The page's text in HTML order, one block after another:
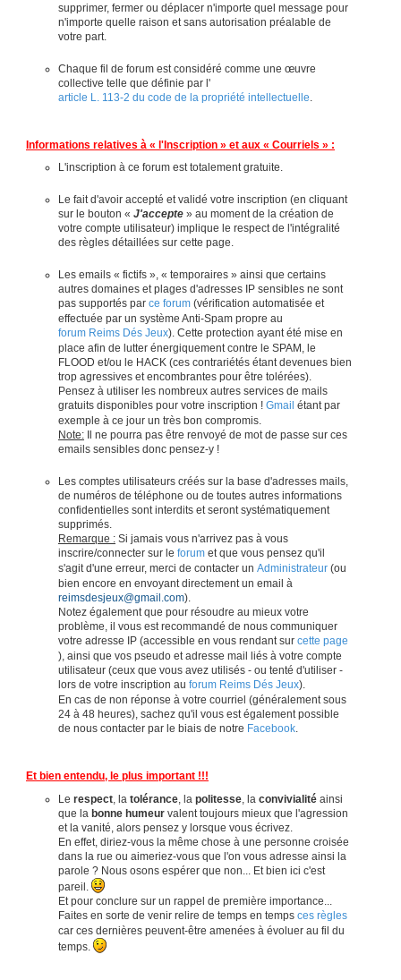
supprimer, fermer ou déplacer n'importe quel message pour
n'importe quelle raison et sans autorisation préalable de
votre part.
Chaque fil de forum est considéré comme une œuvre
collective telle que définie par l'
article L. 113-2 du code de la propriété intellectuelle
Informations relatives à « l'Inscription » et aux « Courriels » :
L'inscription à ce forum est totalement gratuite.
Le fait d'avoir accepté et validé votre inscription (en cliquant
sur le bouton « J'accepte » au moment de la création de
votre compte utilisateur) implique le respect de l'intégralité
des règles détaillées sur cette page.
Les emails « fictifs », « temporaires » ainsi que certains
autres domaines et plages d'adresses IP sensibles ne sont
pas supportés par ce forum (vérification automatisée et
effectuée par un système Anti-Spam propre au
forum Reims Dés Jeux). Cette protection ayant été mise en
place afin de lutter énergiquement contre le SPAM, le
FLOOD et/ou le HACK (ces contrariétés étant devenues bien
trop agressives et encombrantes pour être tolérées).
Pensez à utiliser les nombreux autres services de mails
gratuits disponibles pour votre inscription ! Gmail étant par
exemple à ce jour un très bon compromis.
Note: Il ne pourra pas être renvoyé de mot de passe sur ces
emails sensibles donc pensez-y !
Les comptes utilisateurs créés sur la base d'adresses mails,
de numéros de téléphone ou de toutes autres informations
confidentielles sont interdits et seront systématiquement
supprimés.
Remarque : Si jamais vous n'arrivez pas à vous
inscrire/connecter sur le forum et que vous pensez qu'il
s'agit d'une erreur, merci de contacter un Administrateur (ou
bien encore en envoyant directement un email à
reimsdesjeux@gmail.com).
Notez également que pour résoudre au mieux votre
problème, il vous est recommandé de nous communiquer
votre adresse IP (accessible en vous rendant sur cette page
), ainsi que vos pseudo et adresse mail liés à votre compte
utilisateur (ceux que vous avez utilisés - ou tenté d'utiliser -
lors de votre inscription au forum Reims Dés Jeux).
En cas de non réponse à votre courriel (généralement sous
24 à 48 heures), sachez qu'il vous est également possible
de nous contacter par le biais de notre Facebook.
Et bien entendu, le plus important !!!
Le respect , la tolérance , la politesse , la convivialité ainsi
que la bonne humeur valent toujours mieux que l'agression
et la vanité, alors pensez y lorsque vous écrivez.
En effet, diriez-vous la même chose à une personne croisée
dans la rue ou aimeriez-vous que l'on vous adresse ainsi la
parole ? Nous osons espérer que non... Et bien ici c'est
pareil.
Et pour conclure sur un rappel de première importance...
Faites en sorte de venir relire de temps en temps ces règles
car ces dernières peuvent-être amenées à évoluer au fil du
temps.